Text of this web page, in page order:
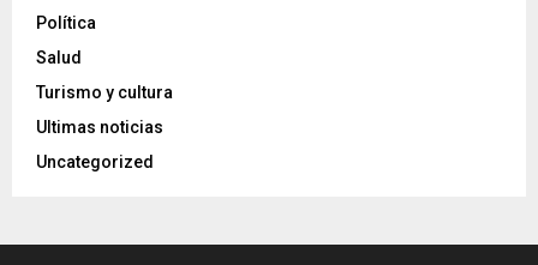
Política
Salud
Turismo y cultura
Ultimas noticias
Uncategorized